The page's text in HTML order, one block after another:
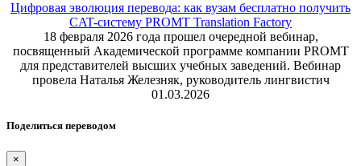
Цифровая эволюция перевода: как вузам бесплатно получить
CAT-систему PROMT Translation Factory
18 февраля 2026 года прошел очередной вебинар,
посвященный Академической программе компании PROMT
для представителей высших учебных заведений. Вебинар
провела Наталья Железняк, руководитель лингвистич
01.03.2026
Поделиться переводом
×